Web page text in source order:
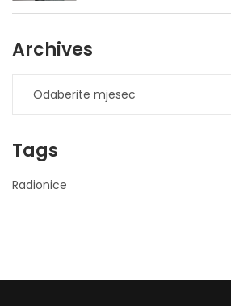
Archives
Tags
Radionice